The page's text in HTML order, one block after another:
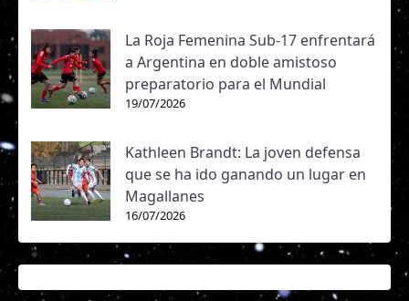
La Roja Femenina Sub-17 enfrentará
a Argentina en doble amistoso
preparatorio para el Mundial
19/07/2026
Kathleen Brandt: La joven defensa
que se ha ido ganando un lugar en
Magallanes
16/07/2026